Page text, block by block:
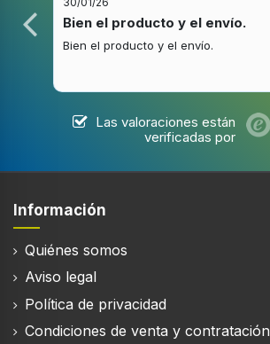
Iluminación de color
Blanco
Izquierda
Ángulo de apertura de puerta
Color de la puerta
Material del tambor
Acero inoxidable
Material de bañera
Bien el producto y el envío.
Bien el producto y el envío.
Las valoraciones están
verificadas por
Información
Quiénes somos
Aviso legal
Política de privacidad
Condiciones de venta y contratación